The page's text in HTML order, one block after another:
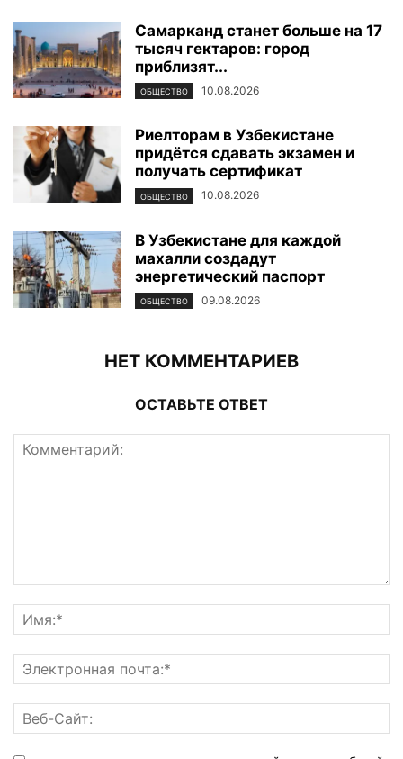
Самарканд станет больше на 17
тысяч гектаров: город
приблизят...
ОБЩЕСТВО 10.08.2026
Риелторам в Узбекистане
придётся сдавать экзамен и
получать сертификат
ОБЩЕСТВО 10.08.2026
В Узбекистане для каждой
махалли создадут
энергетический паспорт
ОБЩЕСТВО 09.08.2026
НЕТ КОММЕНТАРИЕВ
ОСТАВЬТЕ ОТВЕТ